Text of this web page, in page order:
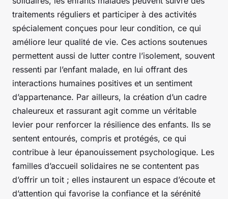
traitements réguliers et participer à des activités
spécialement conçues pour leur condition, ce qui
améliore leur qualité de vie. Ces actions soutenues
permettent aussi de lutter contre l’isolement, souvent
ressenti par l’enfant malade, en lui offrant des
interactions humaines positives et un sentiment
d’appartenance. Par ailleurs, la création d’un cadre
chaleureux et rassurant agit comme un véritable
levier pour renforcer la résilience des enfants. Ils se
sentent entourés, compris et protégés, ce qui
contribue à leur épanouissement psychologique. Les
familles d’accueil solidaires ne se contentent pas
d’offrir un toit ; elles instaurent un espace d’écoute et
d’attention qui favorise la confiance et la sérénité